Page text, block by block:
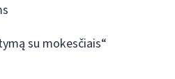
su mokesčiais“